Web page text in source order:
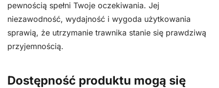
pewnością spełni Twoje oczekiwania. Jej
niezawodność, wydajność i wygoda użytkowania
sprawią, że utrzymanie trawnika stanie się prawdziwą
przyjemnością.
Dostępność produktu mogą się